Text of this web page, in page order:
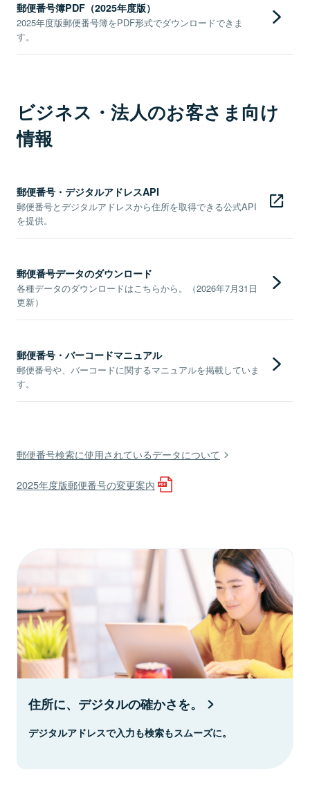
郵便番号簿PDF（2025年度版）
2025年度版郵便番号簿をPDF形式でダウンロードできま
す。
ビジネス・法人のお客さま向け
情報
郵便番号・デジタルアドレスAPI
郵便番号とデジタルアドレスから住所を取得できる公式API
を提供。
郵便番号データのダウンロード
各種データのダウンロードはこちらから。（2026年7月31日
更新）
郵便番号・バーコードマニュアル
郵便番号や、バーコードに関するマニュアルを掲載していま
す。
郵便番号検索に使用されているデータについて
2025年度版郵便番号の変更案内
住所に、デジタルの確かさを。
デジタルアドレスで入力も検索もスムーズに。